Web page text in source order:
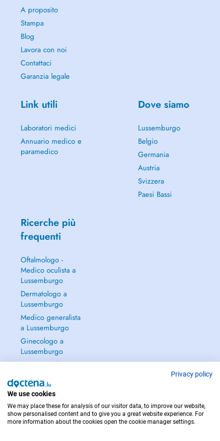
A proposito
Stampa
Blog
Lavora con noi
Contattaci
Garanzia legale
Link utili
Laboratori medici
Annuario medico e
paramedico
Dove siamo
Lussemburgo
Belgio
Germania
Austria
Svizzera
Paesi Bassi
Ricerche più
frequenti
Oftalmologo -
Medico oculista a
Lussemburgo
Dermatologo a
Lussemburgo
Medico generalista
a Lussemburgo
Ginecologo a
Lussemburgo
Continua a leggere
PER LE URGENZE, CONSULTARE : 112
Privacy policy
We use cookies
We may place these for analysis of our visitor data, to improve our website,
show personalised content and to give you a great website experience. For
more information about the cookies open the cookie manager settings.